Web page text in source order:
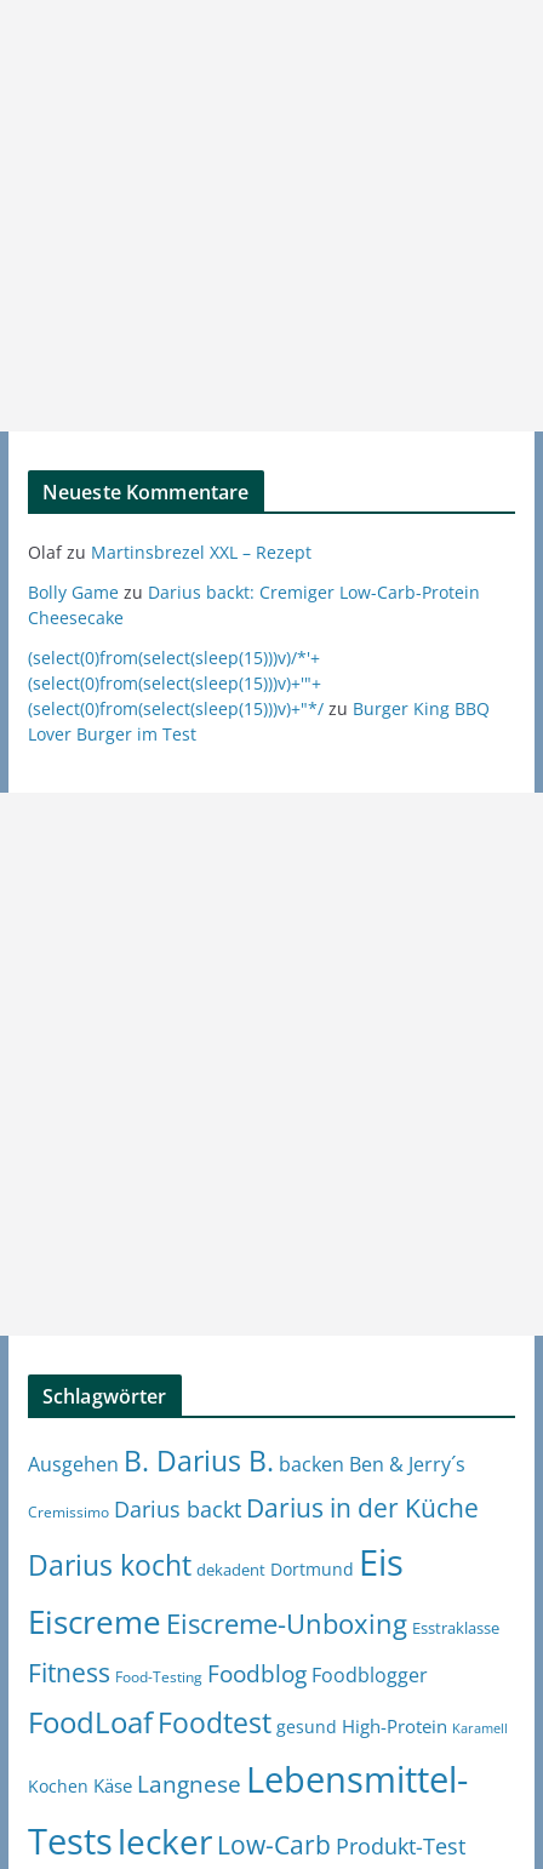
Neueste Kommentare
Olafzu Martinsbrezel XXL – Rezept
Bolly Gamezu Darius backt: Cremiger Low-Carb-Protein
Cheesecake
(select(0)from(select(sleep(15)))v)/*'+
(select(0)from(select(sleep(15)))v)+'"+
(select(0)from(select(sleep(15)))v)+"*/zu Burger King BBQ
Lover Burger im Test
Schlagwörter
Ausgehen B. Darius B. backen Ben & Jerry´s
Cremissimo Darius backt Darius in der Küche
Darius kocht dekadent Dortmund Eis
Eiscreme Eiscreme-Unboxing Esstraklasse
Fitness Food-Testing Foodblog Foodblogger
FoodLoaf Foodtest gesund High-Protein Karamell
Kochen Käse Langnese Lebensmittel-
Testslecker Low-Carb Produkt-Test